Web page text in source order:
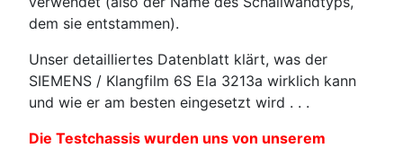
dem sie entstammen).
Unser detailliertes Datenblatt klärt, was der
SIEMENS / Klangfilm 6S Ela 3213a wirklich kann
und wie er am besten eingesetzt wird . . .
Die Testchassis wurden uns von unserem